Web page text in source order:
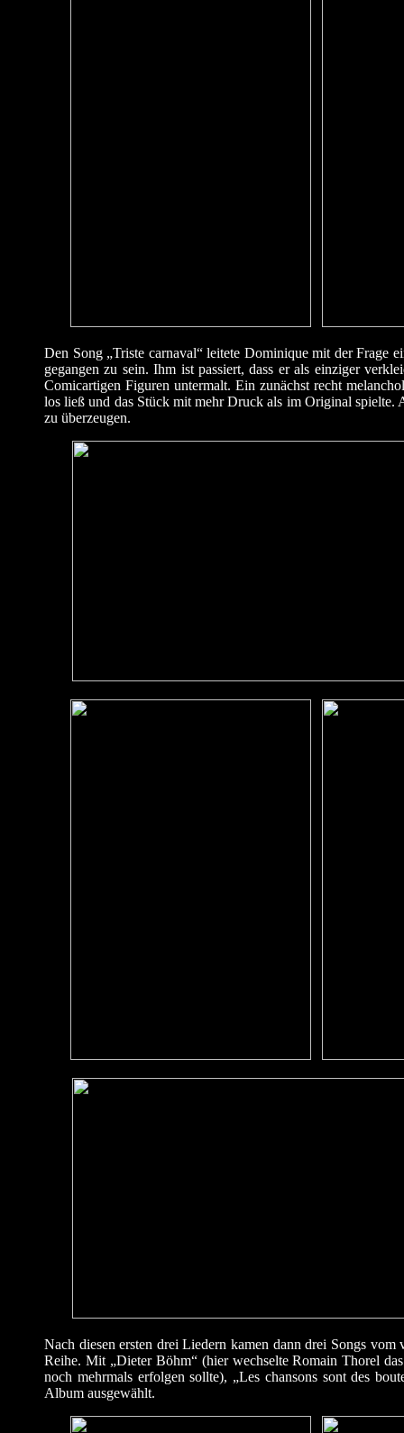
Den Song „Triste carnaval“ leitete Dominique mit der Frage
gegangen zu sein. Ihm ist passiert, dass er als einziger
Comicartigen Figuren untermalt. Ein zunächst recht
los ließ und das Stück mit mehr Druck als im Original spielte.
zu überzeugen.
Nach diesen ersten drei Liedern kamen dann drei Songs
Reihe. Mit „Dieter Böhm“ (hier wechselte Romain Thorel
noch mehrmals erfolgen sollte), „Les chansons sont des
Album ausgewählt.